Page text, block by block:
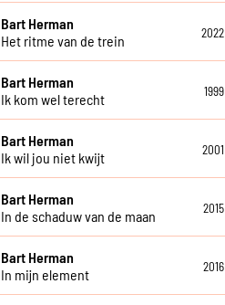
Bart Herman
Het ritme van de trein
2022
Bart Herman
Ik kom wel terecht
1999
Bart Herman
Ik wil jou niet kwijt
2001
Bart Herman
In de schaduw van de maan
2015
Bart Herman
In mijn element
2016